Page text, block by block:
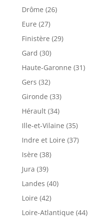
Drôme (26)
Eure (27)
Finistère (29)
Gard (30)
Haute-Garonne (31)
Gers (32)
Gironde (33)
Hérault (34)
Ille-et-Vilaine (35)
Indre et Loire (37)
Isère (38)
Jura (39)
Landes (40)
Loire (42)
Loire-Atlantique (44)